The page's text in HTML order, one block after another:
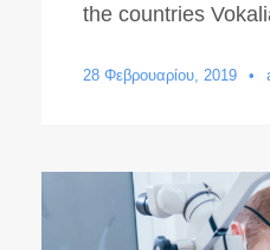
the countries
28 Φεβρουαρίου, 2019 •